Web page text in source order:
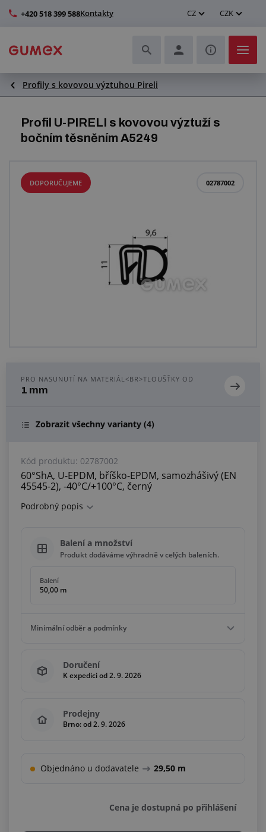
+420 518 399 588Kontakty CZ CZK
Hadice a jejich kompletace
Profily a výroba těsnění
Dopravníkové pásy a montáž
Další pryžové a plastové výrobky
Profily s kovovou výztuhou Pireli
Profil U-PIRELI s kovovou výztuží s
bočním těsněním A5249
02787002
DOPORUČUJEME
PRO NASUNUTÍ NA MATERIÁL<BR>TLOUŠŤKY OD
1 mm
Zobrazit všechny varianty (4)
Kód produktu: 02787002
60°ShA, U-EPDM, bříško-EPDM, samozhášivý (EN
45545-2), -40°C/+100°C, černý
Podrobný popis
Balení a množství
Produkt dodáváme výhradně v celých baleních.
Balení
50,00 m
Minimální odběr a podmínky
50,00 m
Násobky 50,00 m
Doručení
K expedici od 2. 9. 2026
Prodejny
Brno: od 2. 9. 2026
Objednáno u dodavatele 29,50 m
Cena je dostupná po přihlášení